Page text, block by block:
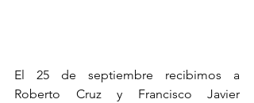
El 25 de septiembre recibimos a
Roberto Cruz y Francisco Javier